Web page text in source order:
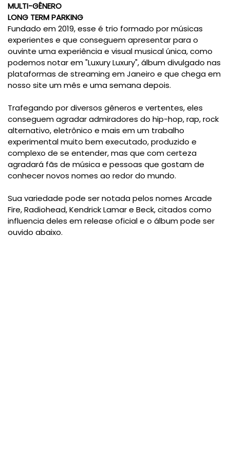
MULTI-GÊNERO
LONG TERM PARKING
Fundado em 2019, esse é trio formado por músicas
experientes e que conseguem apresentar para o
ouvinte uma experiência e visual musical única, como
podemos notar em "Luxury Luxury", álbum divulgado nas
plataformas de streaming em Janeiro e que chega em
nosso site um mês e uma semana depois.
Trafegando por diversos gêneros e vertentes, eles
conseguem agradar admiradores do hip-hop, rap, rock
alternativo, eletrônico e mais em um trabalho
experimental muito bem executado, produzido e
complexo de se entender, mas que com certeza
agradará fãs de música e pessoas que gostam de
conhecer novos nomes ao redor do mundo.
Sua variedade pode ser notada pelos nomes Arcade
Fire, Radiohead, Kendrick Lamar e Beck, citados como
influencia deles em release oficial e o álbum pode ser
ouvido abaixo.